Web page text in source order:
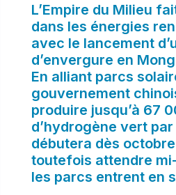
L’Empire du Milieu
dans les énergies
avec le lancement
d’envergure en
En alliant parcs
gouvernement
produire jusqu’à 67
d’hydrogène vert
débutera dès
toutefois attendre
les parcs entrent en